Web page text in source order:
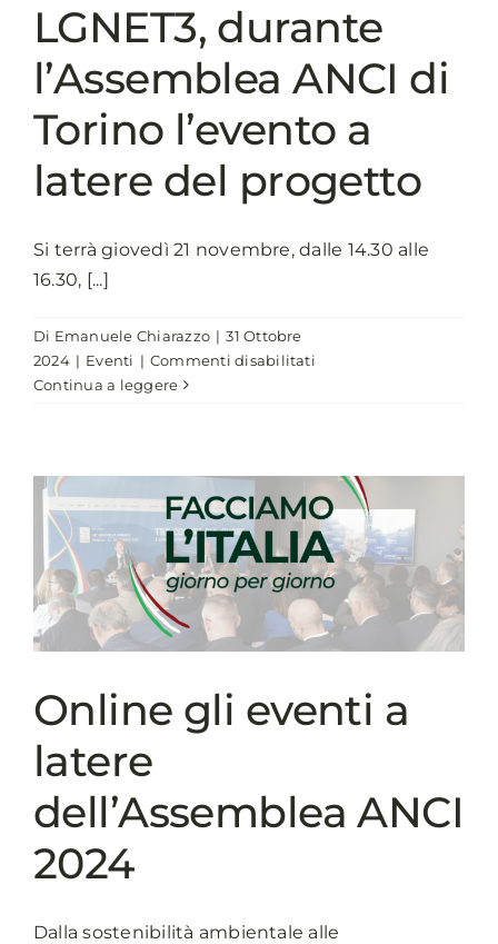
LGNET3, durante
l’Assemblea ANCI di
Torino l’evento a
latere del progetto
Si terrà giovedì 21 novembre, dalle 14.30 alle
16.30, [...]
Di Emanuele Chiarazzo | 31 Ottobre
2024 | Eventi | Commenti disabilitatisu
di
Torino
l’evento
a
latere
del
progetto
Continua a leggere
Online gli eventi a
latere
dell’Assemblea ANCI
2024
Dalla sostenibilità ambientale alle